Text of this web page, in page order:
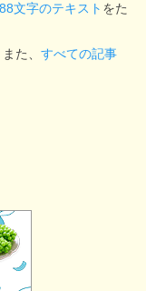
文字のテキスト をた
た、 すべての記事